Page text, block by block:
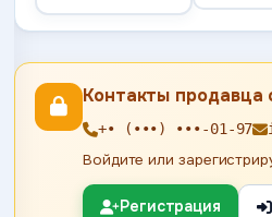
Контакты продавца
+• (•••) •••-01-97
Войдите или
Регистрация